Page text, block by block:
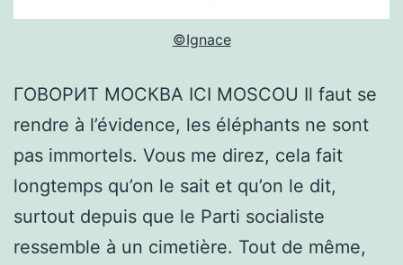
©Ignace
ГОВОРИТ МОСКВА ICI MOSCOU Il faut se
rendre à l’évidence, les éléphants ne sont
pas immortels. Vous me direz, cela fait
longtemps qu’on le sait et qu’on le dit,
surtout depuis que le Parti socialiste
ressemble à un cimetière. Tout de même,